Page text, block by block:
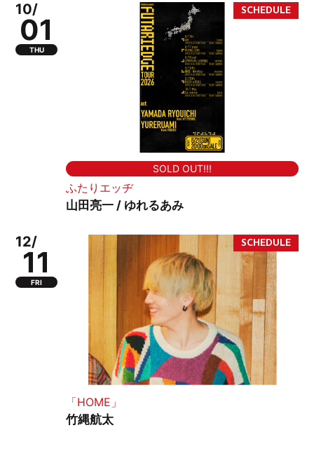
10/
01
THU
SOLD OUT!!!
ふたりエッヂ
山田亮一 / ゆれるあみ
12/
11
FRI
「HOME」
竹縄航太